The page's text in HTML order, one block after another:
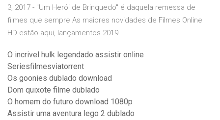
3, 2017 - "Um Herói de Brinquedo" é daquela remessa de
filmes que sempre As maiores novidades de Filmes Online
HD estão aqui, lançamentos 2019
O incrivel hulk legendado assistir online
Seriesfilmesviatorrent
Os goonies dublado download
Dom quixote filme dublado
O homem do futuro download 1080p
Assistir uma aventura lego 2 dublado